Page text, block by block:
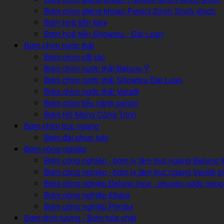
Bơm chìm giếng khoan Peroni 2inch 3inch 4inch
Bơm hoả tiễn Italy
Bơm hoả tiễn Showfou - Đài Loan
Bơm chìm nước thải
Bơm chìm cắt rác
Bơm chìm nước thải Beluno Ý
Bơm chìm nước thải Showfou Đài Loan
Bơm chìm nước thải Veratti
Bơm chìm tiểu cảnh peroni
Bơm Hố Móng Công Trình
Bơm chìm trục ngang
Bơm đài phun lubi
Bơm công nghiệp
Bơm công nghiệp - bơm ly tâm trục ngang Beluno
Bơm công nghiệp - bơm ly tâm trục ngang Veratti
Bơm công nghiệp Beluno Inox - chuyên nước nóng
Bơm công nghiệp Ebara
Bơm công nghiệp Pentax
Bơm định lượng - Bơm hóa chất